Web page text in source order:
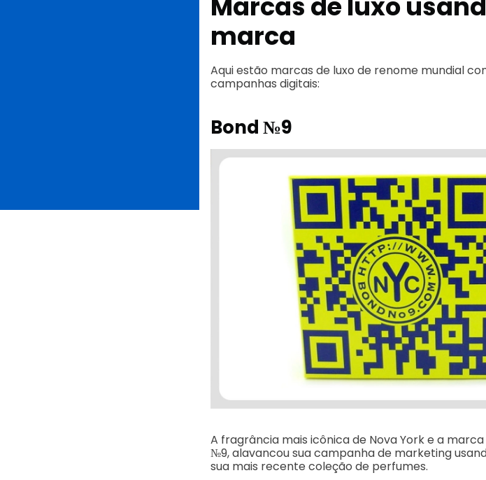
marca
Aqui estão marcas de luxo de renome mundial
campanhas digitais:
Bond №9
A fragrância mais icônica de Nova York e a
№9, alavancou sua campanha de marketing
sua mais recente coleção de perfumes.